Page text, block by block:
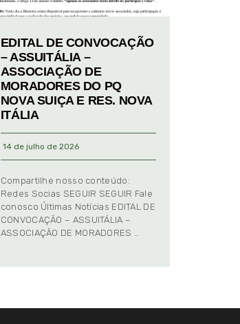
EDITAL DE CONVOCAÇÃO
– ASSUITÁLIA –
ASSOCIAÇÃO DE
MORADORES DO PQ
NOVA SUIÇA E RES. NOVA
ITÁLIA
14 de julho de 2026
Compartilhe nosso conteúdo:
Redes Socias SEGUIR SEGUIR Fale
conosco Últimas Notícias EDITAL DE
CONVOCAÇÃO – ASSUITÁLIA –
ASSOCIAÇÃO DE MORADORES …